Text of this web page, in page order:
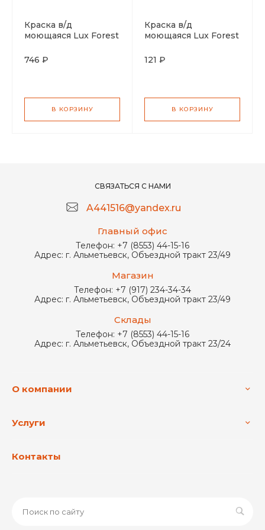
Краска в/д
моющаяся Lux Forest
746 ₽
В КОРЗИНУ
Краска в/д
моющаяся Lux Forest
121 ₽
В КОРЗИНУ
СВЯЗАТЬСЯ С НАМИ
A441516@yandex.ru
Главный офис
Телефон: +7 (8553) 44-15-16
Адрес: г. Альметьевск, Объездной тракт 23/49
Магазин
Телефон: +7 (917) 234-34-34
Адрес: г. Альметьевск, Объездной тракт 23/49
Склады
Телефон: +7 (8553) 44-15-16
Адрес: г. Альметьевск, Объездной тракт 23/24
О компании
Услуги
Контакты